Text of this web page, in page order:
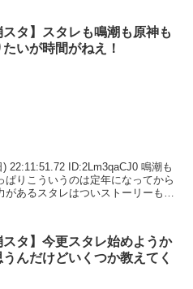
スタ】スタレも鳴潮も原神も
いが時間がねえ！
22:11:51.72 ID:2Lm3qaCJ0 鳴潮も
ぱりこういうのは定年になってから
あるスタレはついストーリーも読
スタ】今更スタレ始めようか
うんだけどいくつか教えてく